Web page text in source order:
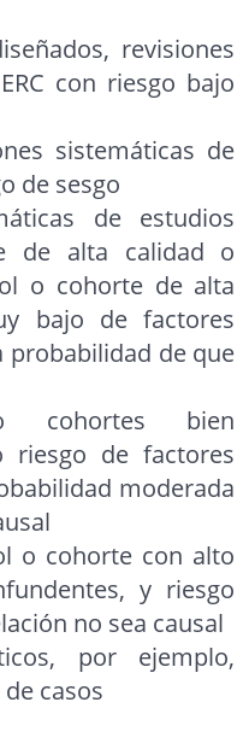
revisiones
con riesgo bajo
sistemáticas de
de sesgo
de estudios
de alta calidad o
o cohorte de alta
bajo de factores
probabilidad de que
cohortes bien
riesgo de factores
moderada
o cohorte con alto
y riesgo
no sea causal
por ejemplo,
casos